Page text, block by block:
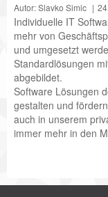
Autor: Slavko Simic
Individuelle IT
mehr von
und umgesetzt
Standardlösungen
abgebildet.
Software Lösungen
gestalten und
auch in unserem
immer mehr in den